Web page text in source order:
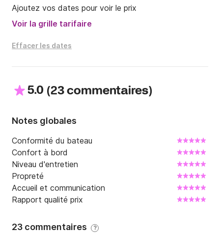
Ajoutez vos dates pour voir le prix
Voir la grille tarifaire
Effacer les dates
5.0 (23 commentaires)
Notes globales
Conformité du bateau
Confort à bord
Niveau d'entretien
Propreté
Accueil et communication
Rapport qualité prix
23 commentaires ?